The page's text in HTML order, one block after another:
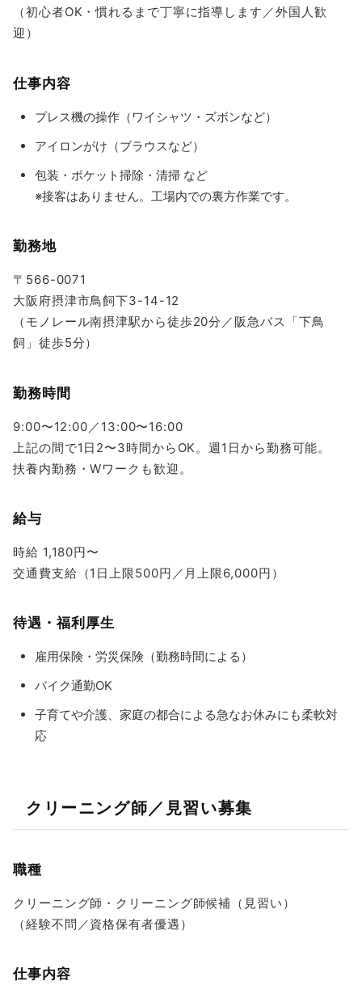
（初心者OK・慣れるまで丁寧に指導します／外国人歓
迎）
仕事内容
プレス機の操作（ワイシャツ・ズボンなど）
アイロンがけ（ブラウスなど）
包装・ポケット掃除・清掃 など
※接客はありません。工場内での裏方作業です。
勤務地
〒566-0071
大阪府摂津市鳥飼下3-14-12
（モノレール南摂津駅から徒歩20分／阪急バス「下鳥
飼」徒歩5分）
勤務時間
9:00〜12:00／13:00〜16:00
上記の間で1日2〜3時間からOK。週1日から勤務可能。
扶養内勤務・Wワークも歓迎。
給与
時給 1,180円〜
交通費支給（1日上限500円／月上限6,000円）
待遇・福利厚生
雇用保険・労災保険（勤務時間による）
バイク通勤OK
子育てや介護、家庭の都合による急なお休みにも柔軟対
応
クリーニング師／見習い募集
職種
クリーニング師・クリーニング師候補（見習い）
（経験不問／資格保有者優遇）
仕事内容